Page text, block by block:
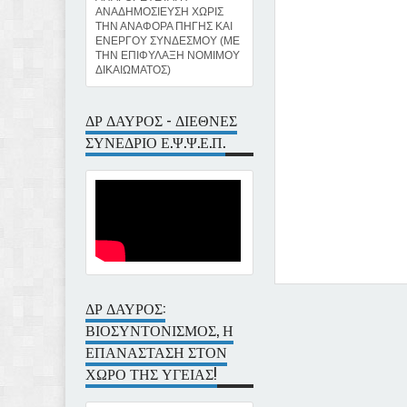
ΑΝΑΔΗΜΟΣΙΕΥΣΗ ΧΩΡΙΣ
ΤΗΝ ΑΝΑΦΟΡΑ ΠΗΓΗΣ ΚΑΙ
ΕΝΕΡΓΟΥ ΣΥΝΔΕΣΜΟΥ (ΜΕ
ΤΗΝ ΕΠΙΦΥΛΑΞΗ ΝΟΜΙΜΟΥ
ΔΙΚΑΙΩΜΑΤΟΣ)
ΔΡ ΔΑΥΡΟΣ - ΔΙΕΘΝΕΣ
ΣΥΝΕΔΡΙΟ Ε.Ψ.Ψ.Ε.Π.
ΔΡ ΔΑΥΡΟΣ:
ΒΙΟΣΥΝΤΟΝΙΣΜΟΣ, Η
ΕΠΑΝΑΣΤΑΣΗ ΣΤΟΝ
ΧΩΡΟ ΤΗΣ ΥΓΕΙΑΣ!